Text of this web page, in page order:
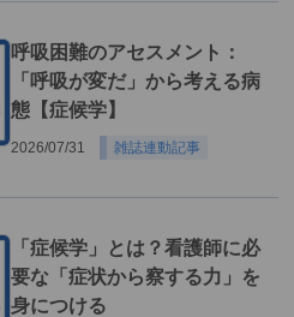
呼吸困難のアセスメント：
「呼吸が変だ」から考える病
態【症候学】
2026/07/31 雑誌連動記事
「症候学」とは？看護師に必
要な「症状から察する力」を
身につける